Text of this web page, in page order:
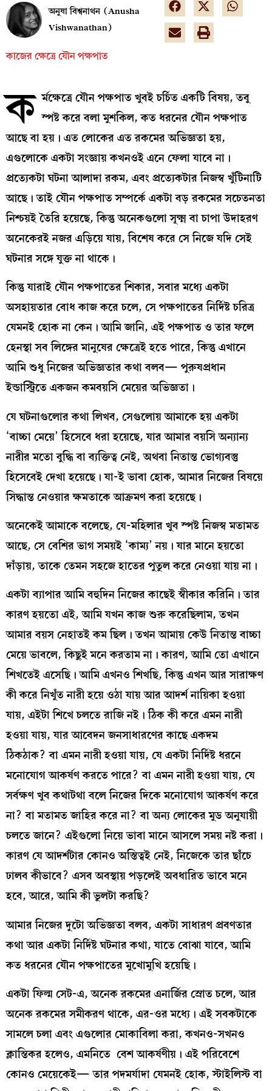
অনুষা বিশ্বনাথন (Anusha
Vishwanathan)
কাজের ক্ষেত্রে যৌন পক্ষপাত
ক র্মক্ষেত্রে যৌন পক্ষপাত খুবই চর্চিত একটি বিষয়, তবু
স্পষ্ট করে বলা মুশকিল, কত ধরনের যৌন পক্ষপাত
আছে বা হয়। এত লোকের এত রকমের অভিজ্ঞতা হয়,
এগুলোকে একটা সংজ্ঞায় কখনওই এনে ফেলা যাবে না।
প্রত্যেকটা ঘটনা আলাদা রকম, এবং প্রত্যেকটার নিজস্ব খুঁটিনাটি
আছে। তাই যৌন পক্ষপাত সম্পর্কে একটা বড় রকমের সচেতনতা
নিশ্চয়ই তৈরি হয়েছে, কিন্তু অনেকগুলো সূক্ষ্ম বা চাপা উদাহরণ
অনেকেরই নজর এড়িয়ে যায়, বিশেষ করে সে নিজে যদি সেই
ঘটনার সঙ্গে যুক্ত না থাকে।
কিন্তু যারাই যৌন পক্ষপাতের শিকার, সবার মধ্যে একটা
অসহায়তার বোধ কাজ করে চলে, সে পক্ষপাতের নির্দিষ্ট চরিত্র
যেমনই হোক না কেন। আমি জানি, এই পক্ষপাত ও তার ফলে
হেনস্থা সব লিঙ্গের মানুষের ক্ষেত্রেই হতে পারে, কিন্তু এখানে
আমি শুধু নিজের অভিজ্ঞতার কথা বলব— পুরুষপ্রধান
ইন্ডাস্ট্রিতে একজন কমবয়সি মেয়ের অভিজ্ঞতা।
যে ঘটনাগুলোর কথা লিখব, সেগুলোয় আমাকে হয় একটা
‘বাচ্চা মেয়ে’ হিসেবে ধরা হয়েছে, যার আমার বয়সি অন্যান্য
নারীর মতো বুদ্ধি বা ব্যক্তিত্ব নেই, অথবা নিতান্ত ভোগ্যবস্তু
হিসেবেই দেখা হয়েছে। যা-ই ভাবা হোক, আমার নিজের বিষয়ে
সিদ্ধান্ত নেওয়ার ক্ষমতাকে আক্রমণ করা হয়েছে।
অনেকেই আমাকে বলেছে, যে-মহিলার খুব স্পষ্ট নিজস্ব মতামত
আছে, সে বেশির ভাগ সময়ই ‘কাম্য’ নয়। যার মানে হয়তো
দাঁড়ায়, তাকে তেমন সহজে হাতের পুতুল করে নেওয়া যায় না।
একটা ব্যাপার আমি বহুদিন নিজের কাছেই স্বীকার করিনি। তার
কারণ হয়তো এই, আমি যখন কাজ শুরু করেছিলাম, তখন
আমার বয়স নেহাতই কম ছিল। তখন আমায় কেউ নিতান্ত বাচ্চা
মেয়ে ভাবলে, কিছুই মনে করতাম না। কারণ, আমি তো এখানে
শিখতেই এসেছি। আমি এখনও শিখছি, কিন্তু এখন আর সারাক্ষণ
কী করে নিখুঁত নারী হয়ে ওঠা যায় আর আদর্শ নায়িকা হওয়া
যায়, এইটা শিখে চলতে রাজি নই। ঠিক কী করে এমন নারী
হওয়া যায়, যার আবেদন জনসাধারণের কাছে একদম
ঠিকঠাক? বা এমন নারী হওয়া যায়, যে একটা নির্দিষ্ট ধরনে
মনোযোগ আকর্ষণ করতে পারে? বা এমন নারী হওয়া যায়, যে
সর্বক্ষণ খুব কথাটথা বলে নিজের দিকে মনোযোগ আকর্ষণ করে
না? বা মতামত জাহির করে না? বা অন্য লোকের মুড অনুযায়ী
চলতে জানে? এইগুলো নিয়ে ভাবা মানে আসলে সময় নষ্ট করা।
কারণ যে আদর্শটার কোনও অস্তিত্বই নেই, নিজেকে তার ছাঁচে
ঢালব কীভাবে? এসব অবস্থায় পড়লেই অবধারিত ভাবে মনে
হবে, আরে, আমি কী ভুলটা করছি?
আমার নিজের দুটো অভিজ্ঞতা বলব, একটা সাধারণ প্রবণতার
কথা আর একটা নির্দিষ্ট ঘটনার কথা, যাতে বোঝা যাবে, আমি
কত ধরনের যৌন পক্ষপাতের মুখোমুখি হয়েছি।
একটা ফিল্ম সেট-এ, অনেক রকমের এনার্জির স্রোত চলে, আর
অনেক রকমের সমীকরণ থাকে, এর-ওর মধ্যে। এই সবকটাকে
সামলে চলা এবং এগুলোর মোকাবিলা করা, কখনও-সখনও
ক্লান্তিকর হলেও, এমনিতে বেশ আকর্ষণীয়। এই পরিবেশে
কোনও মেয়েকেই— তার পদমর্যাদা যেমনই হোক, স্টাইলিস্ট বা